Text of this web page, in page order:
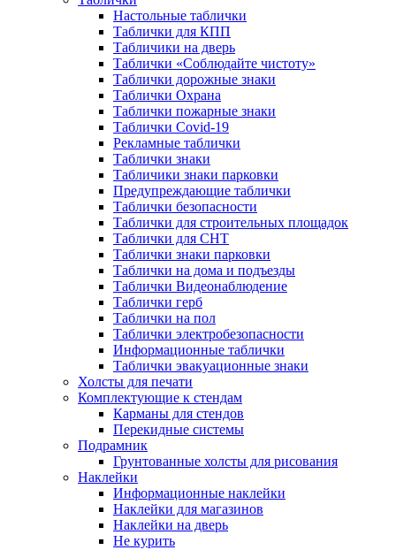
Настольные таблички
Таблички для КПП
Табличики на дверь
Таблички «Соблюдайте чистоту»
Таблички дорожные знаки
Таблички Охрана
Таблички пожарные знаки
Таблички Covid-19
Рекламные таблички
Таблички знаки
Табличики знаки парковки
Предупреждающие таблички
Таблички безопасности
Таблички для строительных площадок
Таблички для СНТ
Таблички знаки парковки
Таблички на дома и подъезды
Таблички Видеонаблюдение
Таблички герб
Таблички на пол
Таблички электробезопасности
Информационные таблички
Таблички эвакуационные знаки
Холсты для печати
Комплектующие к стендам
Карманы для стендов
Перекидные системы
Подрамник
Грунтованные холсты для рисования
Наклейки
Информационные наклейки
Наклейки для магазинов
Наклейки на дверь
Не курить